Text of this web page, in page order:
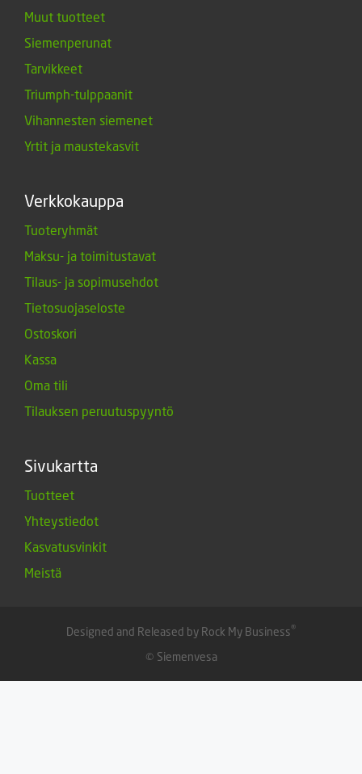
Muut tuotteet
Siemenperunat
Tarvikkeet
Triumph-tulppaanit
Vihannesten siemenet
Yrtit ja maustekasvit
Verkkokauppa
Tuoteryhmät
Maksu- ja toimitustavat
Tilaus- ja sopimusehdot
Tietosuojaseloste
Ostoskori
Kassa
Oma tili
Tilauksen peruutuspyyntö
Sivukartta
Tuotteet
Yhteystiedot
Kasvatusvinkit
Meistä
Designed and Released by Rock My Business®
© Siemenvesa